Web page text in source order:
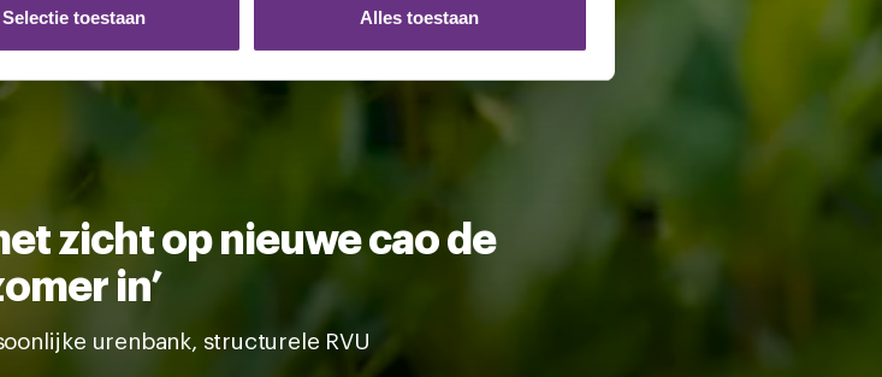
gegevens combineren met andere informatie die u aan ze heeft
via de
of door te klikken op het ronde
Selectie toestaan Alles toestaan
zicht op nieuwe cao de
in’
urenbank, structurele RVU